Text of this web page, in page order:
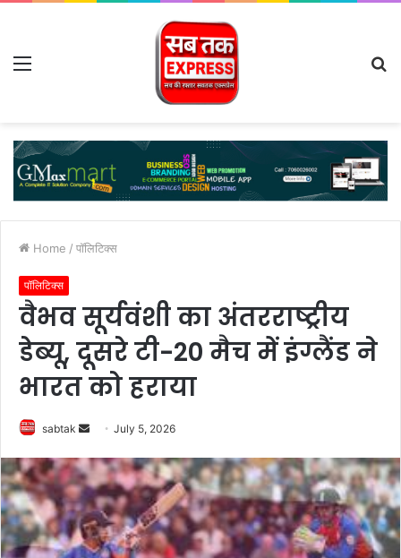
Menu
Home / पॉलिटिक्स
पॉलिटिक्स
वैभव सूर्यवंशी का अंतरराष्ट्रीय
डेब्यू, दूसरे टी-20 मैच में इंग्लैंड ने
भारत को हराया
sabtak
Send
email
July 5, 2026